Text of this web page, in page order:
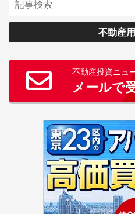
不動産
不動産投資ニュ
メールで